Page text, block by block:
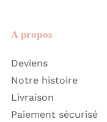
A propos
Deviens
Notre histoire
Livraison
Paiement sécurisé